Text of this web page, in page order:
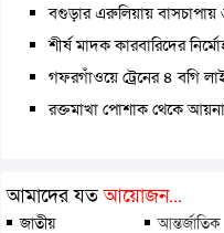
বগুড়ার এরুলিয়ায়
শীর্ষ মাদক কারবারিদের নির্মোহ
গফরগাঁওয়ে ট্রেনের ৪ বগি
রক্তমাখা পোশাক থেকে
আমাদের যতআয়োজন...
জাতীয় আন্তর্জাতিক